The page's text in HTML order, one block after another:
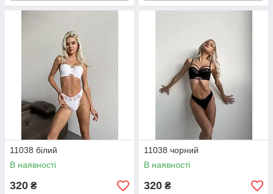
11038 білий
В наявності
320 ₴
11038 чорний
В наявності
320 ₴